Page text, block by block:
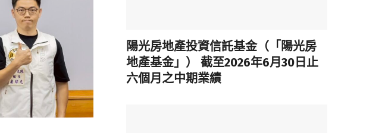
陽光房地產投資信託基金（「陽光房
地產基金」） 截至2026年6月30日止
六個月之中期業績